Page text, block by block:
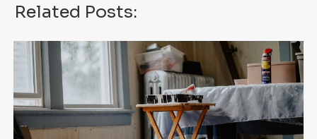
Related Posts: